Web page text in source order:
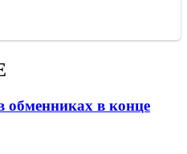
обменниках в конце